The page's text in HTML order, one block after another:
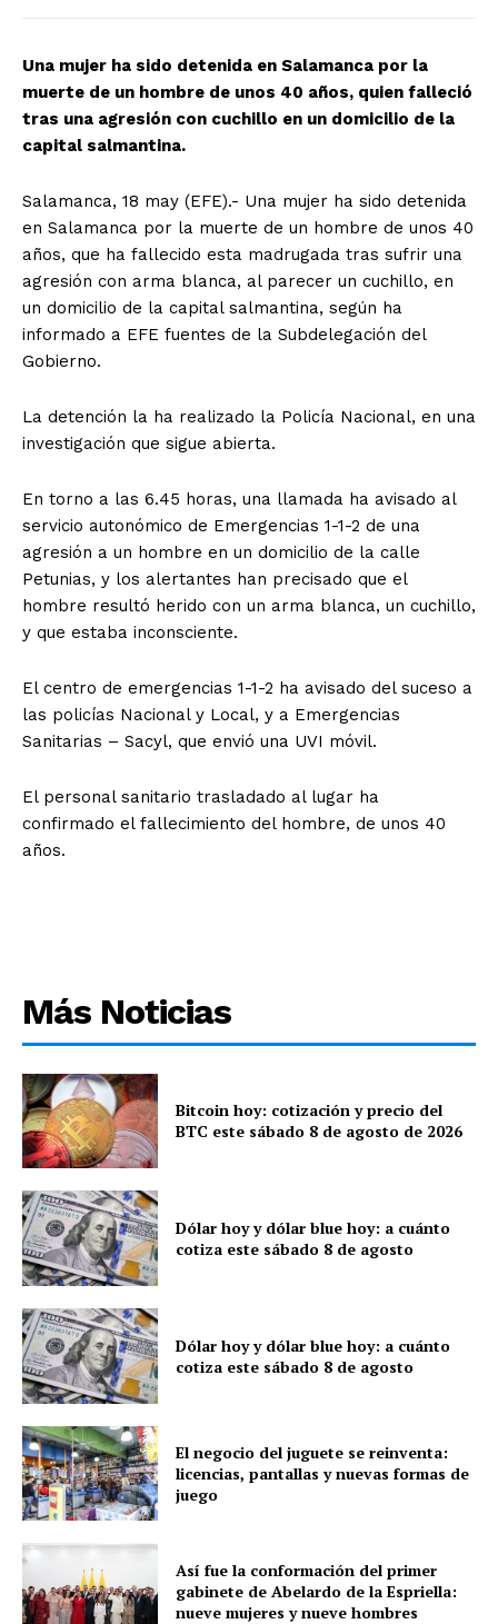
Una mujer ha sido detenida en Salamanca por la
muerte de un hombre de unos 40 años, quien falleció
tras una agresión con cuchillo en un domicilio de la
capital salmantina.
Salamanca, 18 may (EFE).- Una mujer ha sido detenida
en Salamanca por la muerte de un hombre de unos 40
años, que ha fallecido esta madrugada tras sufrir una
agresión con arma blanca, al parecer un cuchillo, en
un domicilio de la capital salmantina, según ha
informado a EFE fuentes de la Subdelegación del
Gobierno.
La detención la ha realizado la Policía Nacional, en una
investigación que sigue abierta.
En torno a las 6.45 horas, una llamada ha avisado al
servicio autonómico de Emergencias 1-1-2 de una
agresión a un hombre en un domicilio de la calle
Petunias, y los alertantes han precisado que el
hombre resultó herido con un arma blanca, un cuchillo,
y que estaba inconsciente.
El centro de emergencias 1-1-2 ha avisado del suceso a
las policías Nacional y Local, y a Emergencias
Sanitarias – Sacyl, que envió una UVI móvil.
El personal sanitario trasladado al lugar ha
confirmado el fallecimiento del hombre, de unos 40
años.
Más Noticias
Bitcoin hoy: cotización y precio del
BTC este sábado 8 de agosto de 2026
Dólar hoy y dólar blue hoy: a cuánto
cotiza este sábado 8 de agosto
Dólar hoy y dólar blue hoy: a cuánto
cotiza este sábado 8 de agosto
El negocio del juguete se reinventa:
licencias, pantallas y nuevas formas de
juego
Así fue la conformación del primer
gabinete de Abelardo de la Espriella:
nueve mujeres y nueve hombres